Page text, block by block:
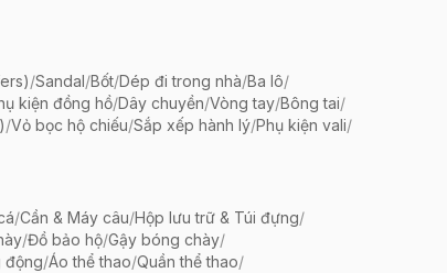
/Sandal/Bốt/Dép đi trong nhà/Ba lô/
kiện đồng hồ/Dây chuyền/Vòng tay/Bông tai/
/Vỏ bọc hộ chiếu/Sắp xếp hành lý/Phụ kiện vali/
/Cần & Máy câu/Hộp lưu trữ & Túi đựng/
/Đồ bảo hộ/Gậy bóng chày/
động/Áo thể thao/Quần thể thao/